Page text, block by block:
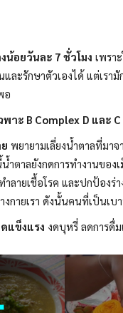
น้อยวันละ 7 ชั่วโมง เพรา
และรักษาตัวเองได้ แต่เร
อ
พาะ B Complex D และ
พยายามเลี่ยงน้ำตาลที่มา
ตาลยังกดการทำงานของ
ายเชื้อโรค และปกป้องร่า
งกายเรา ดังนั้นคนที่เป็นเ
แข็งแรง งดบุหรี่ ลดการดื่